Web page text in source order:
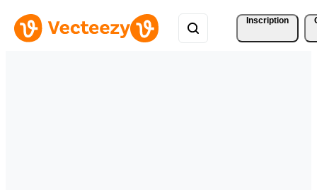
Inscription